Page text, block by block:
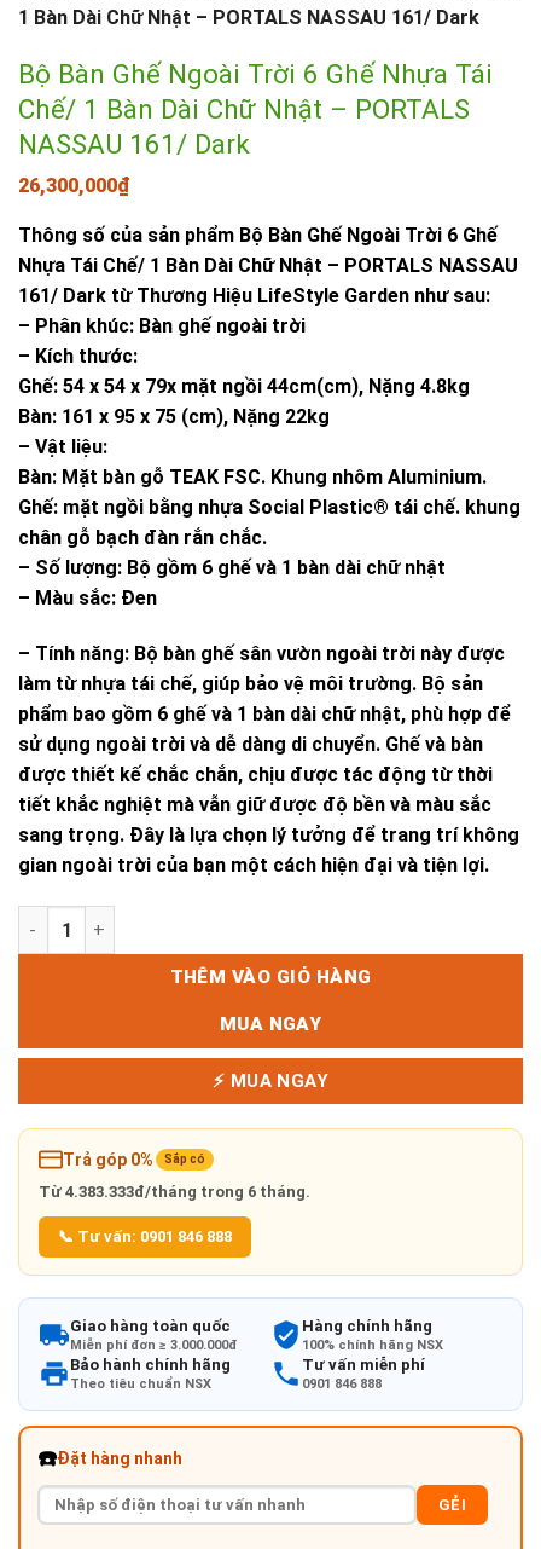
1 Bàn Dài Chữ Nhật – PORTALS NASSAU 161/ Dark
Bộ Bàn Ghế Ngoài Trời 6 Ghế Nhựa Tái
Chế/ 1 Bàn Dài Chữ Nhật – PORTALS
NASSAU 161/ Dark
26,300,000₫
Thông số của sản phẩm Bộ Bàn Ghế Ngoài Trời 6 Ghế
Nhựa Tái Chế/ 1 Bàn Dài Chữ Nhật – PORTALS NASSAU
161/ Dark từ Thương Hiệu LifeStyle Garden như sau:
– Phân khúc: Bàn ghế ngoài trời
– Kích thước:
Ghế: 54 x 54 x 79x mặt ngồi 44cm(cm), Nặng 4.8kg
Bàn: 161 x 95 x 75 (cm), Nặng 22kg
– Vật liệu:
Bàn: Mặt bàn gỗ TEAK FSC. Khung nhôm Aluminium.
Ghế: mặt ngồi bằng nhựa Social Plastic® tái chế. khung
chân gỗ bạch đàn rắn chắc.
– Số lượng: Bộ gồm 6 ghế và 1 bàn dài chữ nhật
– Màu sắc: Đen
– Tính năng: Bộ bàn ghế sân vườn ngoài trời này được
làm từ nhựa tái chế, giúp bảo vệ môi trường. Bộ sản
phẩm bao gồm 6 ghế và 1 bàn dài chữ nhật, phù hợp để
sử dụng ngoài trời và dễ dàng di chuyển. Ghế và bàn
được thiết kế chắc chắn, chịu được tác động từ thời
tiết khắc nghiệt mà vẫn giữ được độ bền và màu sắc
sang trọng. Đây là lựa chọn lý tưởng để trang trí không
gian ngoài trời của bạn một cách hiện đại và tiện lợi.
Bộ Bàn Ghế Ngoài Trời 6 Ghế Nhựa Tái Chế/ 1 Bàn Dài Chữ
THÊM VÀO GIỎ HÀNG
MUA NGAY
⚡ MUA NGAY
Trả góp 0% Sắp có
Từ 4.383.333đ/tháng trong 6 tháng.
📞 Tư vấn: 0901 846 888
Giao hàng toàn quốc
Miễn phí đơn ≥ 3.000.000đ
Hàng chính hãng
100% chính hãng NSX
Bảo hành chính hãng
Theo tiêu chuẩn NSX
Tư vấn miễn phí
0901 846 888
☎️Đặt hàng nhanh
GẺI